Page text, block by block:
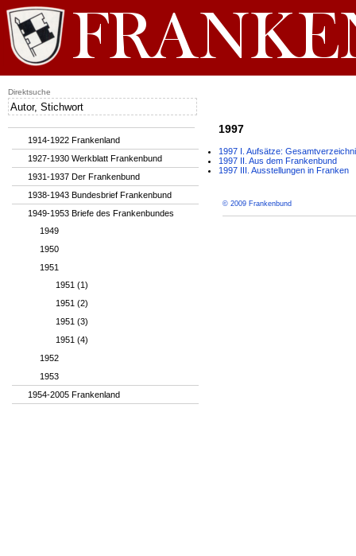
1997
1997 I. Aufsätze:
1997 II. Aus dem Frankenbund
1997 III. Ausstellungen in Franken
© 2009 Frankenbund
1914-1922 Frankenland
1927-1930 Werkblatt Frankenbund
1931-1937 Der Frankenbund
1938-1943 Bundesbrief Frankenbund
1949-1953 Briefe des Frankenbundes
1949
1950
1951
1951 (1)
1951 (2)
1951 (3)
1951 (4)
1952
1953
1954-2005 Frankenland
Direktsuche